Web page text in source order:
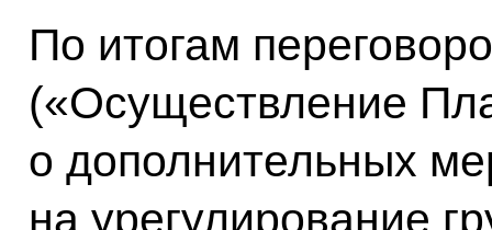
По итогам
(«Осуществление
о дополнительных
на урегулирование